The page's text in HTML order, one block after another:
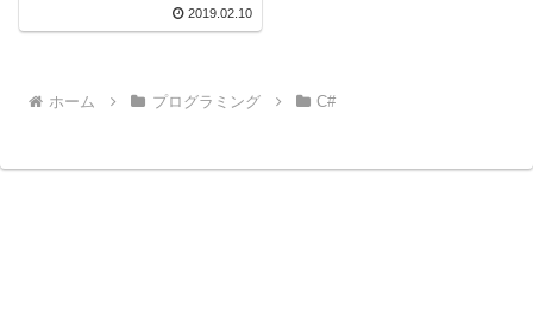
2019.02.10
ホーム プログラミング C#